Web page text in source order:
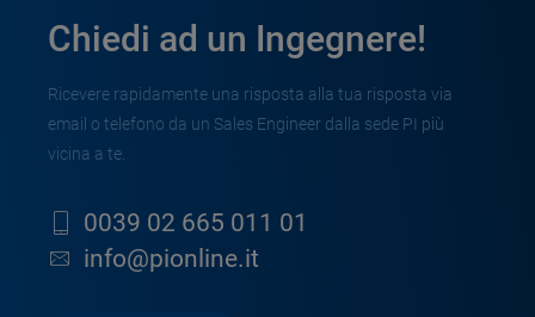
Chiedi ad un Ingegnere!
Ricevere rapidamente una risposta alla tua risposta via
email o telefono da un Sales Engineer dalla sede PI più
vicina a te.
0039 02 665 011 01
info@pionline.it